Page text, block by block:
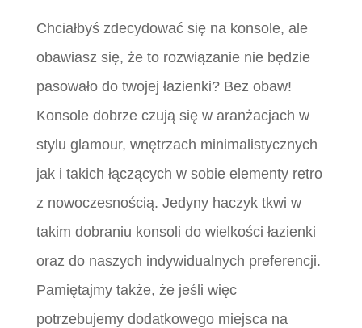
Chciałbyś zdecydować się na konsole, ale
obawiasz się, że to rozwiązanie nie będzie
pasowało do twojej łazienki? Bez obaw!
Konsole dobrze czują się w aranżacjach w
stylu glamour, wnętrzach minimalistycznych
jak i takich łączących w sobie elementy retro
z nowoczesnością. Jedyny haczyk tkwi w
takim dobraniu konsoli do wielkości łazienki
oraz do naszych indywidualnych preferencji.
Pamiętajmy także, że jeśli więc
potrzebujemy dodatkowego miejsca na